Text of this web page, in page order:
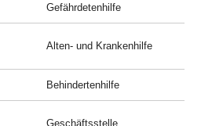
Gefährdetenhilfe
Alten- und Krankenhilfe
Behindertenhilfe
Geschäftsstelle